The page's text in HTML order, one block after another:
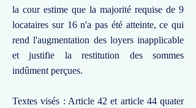
la cour estime que la majorité requise de 9
locataires sur 16 n'a pas été atteinte, ce qui
rend l'augmentation des loyers inapplicable
et justifie la restitution des sommes
indûment perçues.
Textes visés : Article 42 et article 44 quater